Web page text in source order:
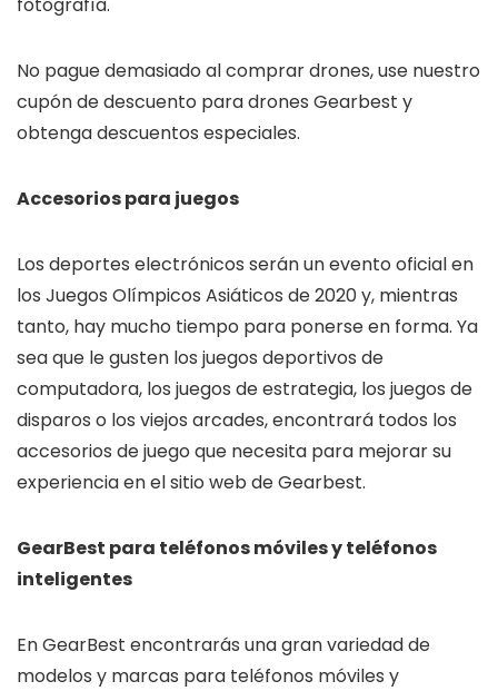
No pague demasiado al comprar drones, use nuestro
cupón de descuento para drones Gearbest y
obtenga descuentos especiales.
Accesorios para juegos
Los deportes electrónicos serán un evento oficial en
los Juegos Olímpicos Asiáticos de 2020 y, mientras
tanto, hay mucho tiempo para ponerse en forma. Ya
sea que le gusten los juegos deportivos de
computadora, los juegos de estrategia, los juegos de
disparos o los viejos arcades, encontrará todos los
accesorios de juego que necesita para mejorar su
experiencia en el sitio web de Gearbest.
GearBest para teléfonos móviles y teléfonos
inteligentes
En GearBest encontrarás una gran variedad de
modelos y marcas para teléfonos móviles y